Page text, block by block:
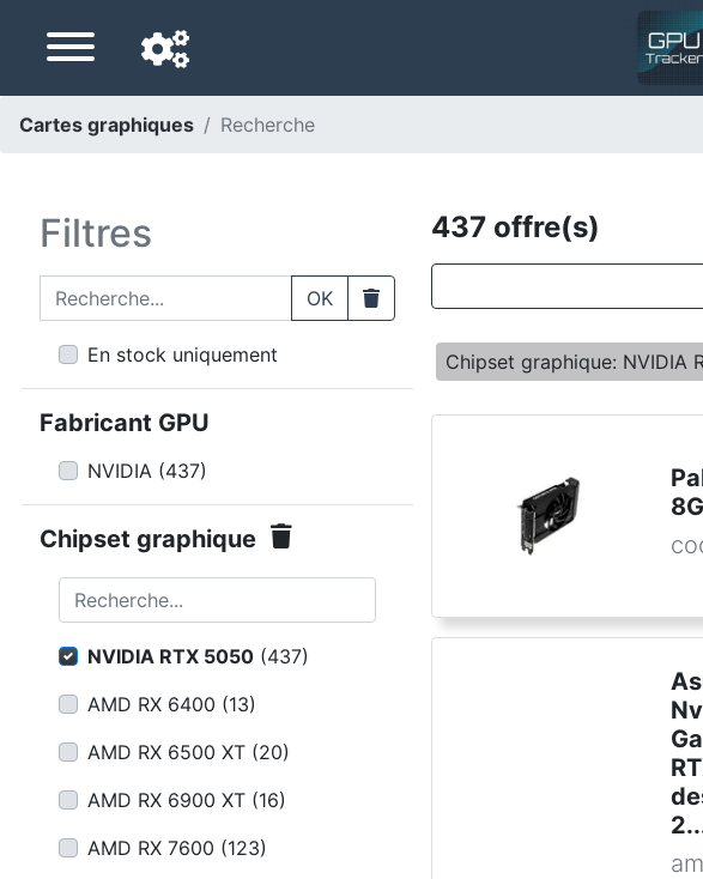
Pays de livraison
Accueil
Baisses de prix
Paramètres
Soutenez-nous
Contactez-nous
Conditions
Catégories
Cartes graphiques Recherche
Filtres
Recherche... OK Clear
En stock uniquement
Fabricant GPU
NVIDIA (437)
Chipset graphique
Recherche...
NVIDIA RTX 5050 (437)
AMD RX 6400 (13)
AMD RX 6500 XT (20)
AMD RX 6900 XT (16)
AMD RX 7600 (123)
437 offre(s)
Chipset graphique: NVIDIA